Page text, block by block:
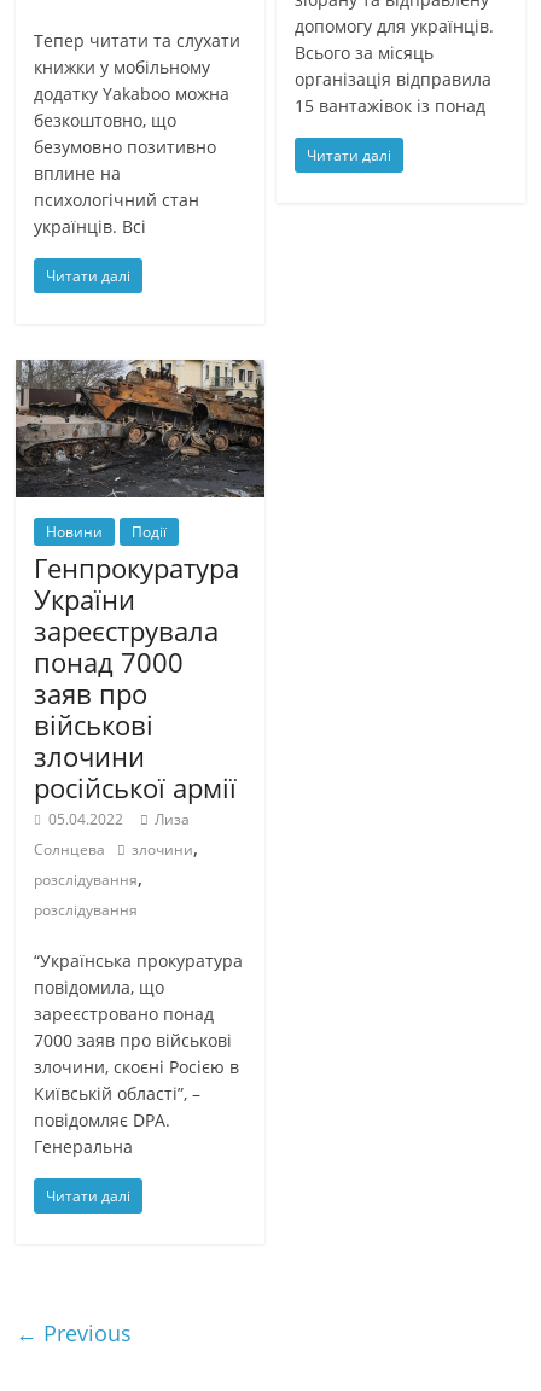
Тепер читати та слухати
книжки у мобільному
додатку Yakaboo можна
безкоштовно, що
безумовно позитивно
вплине на
психологічний стан
українців. Всі
Читати далі
допомогу для українців.
Всього за місяць
організація відправила
15 вантажівок із понад
Читати далі
Новини Події
Генпрокуратура
України
зареєструвала
понад 7000
заяв про
військові
злочини
російської армії
05.04.2022
Лиза
Солнцева
злочини,
розслідування,
розслідування
“Українська прокуратура
повідомила, що
зареєстровано понад
7000 заяв про військові
злочини, скоєні Росією в
Київській області”, –
повідомляє DPA.
Генеральна
Читати далі
← Previous